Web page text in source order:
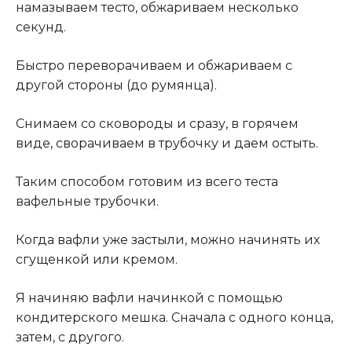
намазываем тесто, обжариваем несколько
секунд.
Быстро переворачиваем и обжариваем с
другой стороны (до румянца).
Снимаем со сковороды и сразу, в горячем
виде, сворачиваем в трубочку и даем остыть.
Таким способом готовим из всего теста
вафельные трубочки.
Когда вафли уже застыли, можно начинять их
сгущенкой или кремом.
Я начиняю вафли начинкой с помощью
кондитерского мешка. Сначала с одного конца,
затем, с другого.